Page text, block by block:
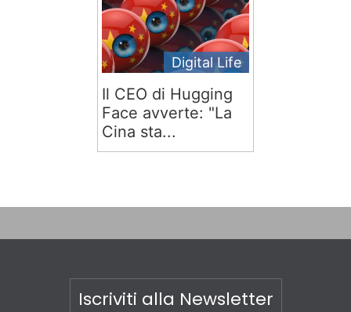
Digital Life
Il CEO di Hugging
Face avverte: "La
Cina sta...
Iscriviti alla Newsletter